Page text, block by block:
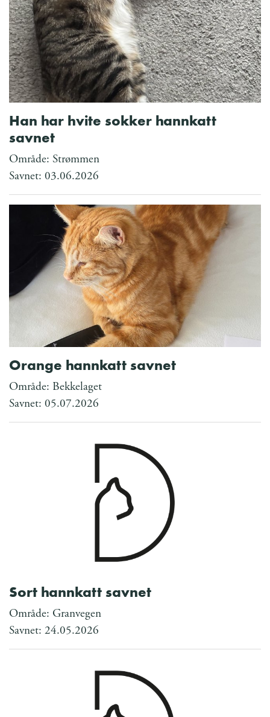
Han har hvite sokker hannkatt
savnet
Område: Strømmen
Savnet: 03.06.2026
Orange hannkatt savnet
Område: Bekkelaget
Savnet: 05.07.2026
Sort hannkatt savnet
Område: Granvegen
Savnet: 24.05.2026